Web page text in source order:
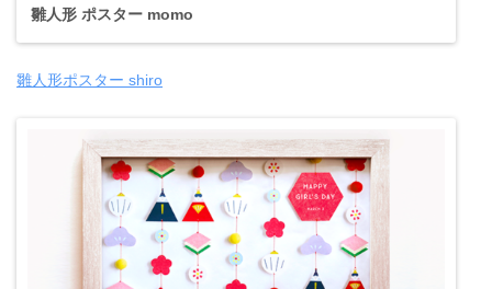
雛人形 ポスター momo
雛人形ポスター shiro